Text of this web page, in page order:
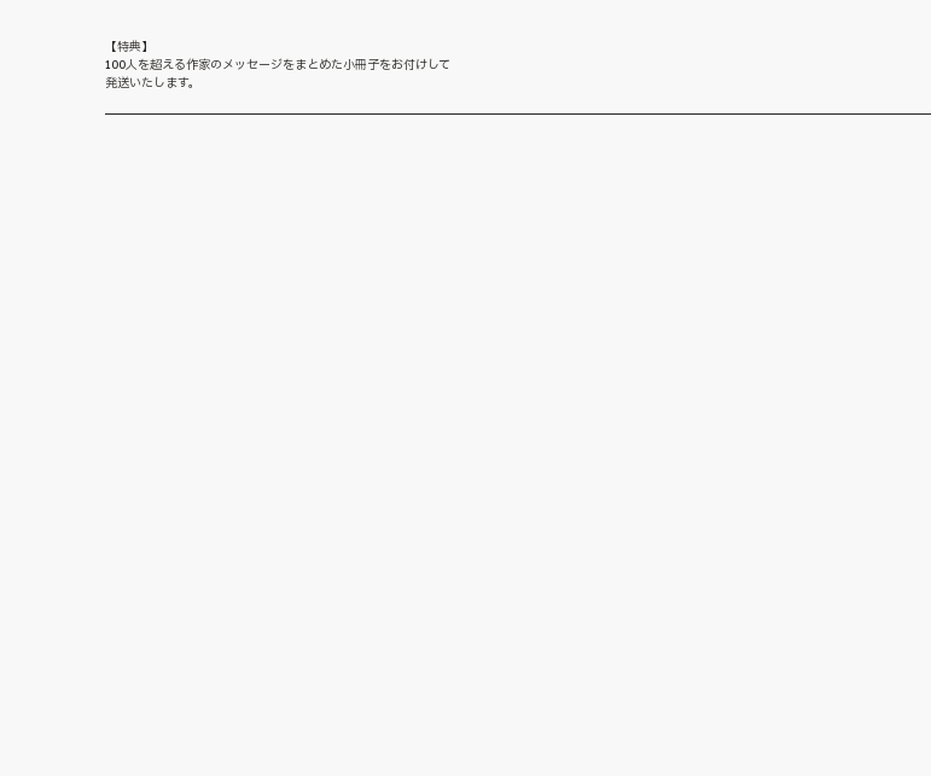
【特典】
100人を超える作家のメッセージをまとめた小冊子をお付けして
発送いたします。